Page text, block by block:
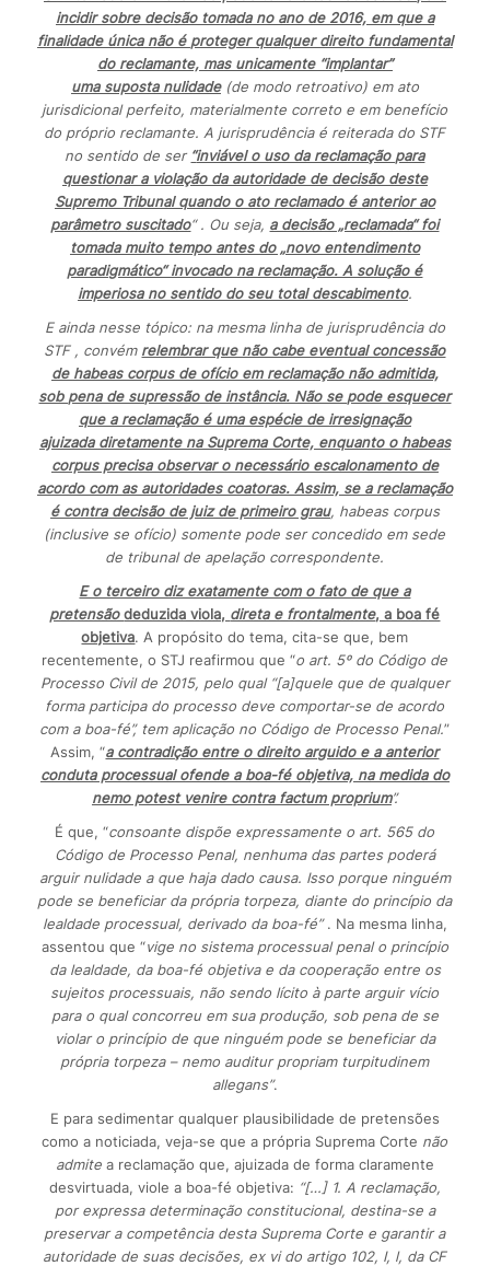
incidir sobre decisão tomada no ano de 2016, em que a
finalidade única não é proteger qualquer direito fundamental
do reclamante, mas unicamente “implantar”
uma suposta nulidade(de modo retroativo) em ato
jurisdicional perfeito, materialmente correto e em benefício
do próprio reclamante. A jurisprudência é reiterada do STF
no sentido de ser “inviável o uso da reclamação para
questionar a violação da autoridade de decisão deste
Supremo Tribunal quando o ato reclamado é anterior ao
parâmetro suscitado“ . Ou seja, a decisão „reclamada“ foi
tomada muito tempo antes do „novo entendimento
paradigmático“ invocado na reclamação. A solução é
imperiosa no sentido do seu total descabimento.
E ainda nesse tópico: na mesma linha de jurisprudência do
STF , convém relembrar que não cabe eventual concessão
de habeas corpus de ofício em reclamação não admitida,
sob pena de supressão de instância. Não se pode esquecer
que a reclamação é uma espécie de irresignação
ajuizada diretamente na Suprema Corte, enquanto o habeas
corpus precisa observar o necessário escalonamento de
acordo com as autoridades coatoras. Assim, se a reclamação
é contra decisão de juiz de primeiro grau, habeas corpus
(inclusive se ofício) somente pode ser concedido em sede
de tribunal de apelação correspondente.
E o terceiro diz exatamente com o fato de que a
pretensãodeduzida viola, direta e frontalmente, a boa fé
objetiva. A propósito do tema, cita-se que, bem
recentemente, o STJ reafirmou que “o art. 5º do Código de
Processo Civil de 2015, pelo qual “[a]quele que de qualquer
forma participa do processo deve comportar-se de acordo
com a boa-fé”, tem aplicação no Código de Processo Penal.”
Assim, “a contradição entre o direito arguido e a anterior
conduta processual ofende a boa-fé objetiva, na medida do
nemo potest venire contra factum proprium”.
É que, “consoante dispõe expressamente o art. 565 do
Código de Processo Penal, nenhuma das partes poderá
arguir nulidade a que haja dado causa. Isso porque ninguém
pode se beneficiar da própria torpeza, diante do princípio da
lealdade processual, derivado da boa-fé”. Na mesma linha,
assentou que “vige no sistema processual penal o princípio
da lealdade, da boa-fé objetiva e da cooperação entre os
sujeitos processuais, não sendo lícito à parte arguir vício
para o qual concorreu em sua produção, sob pena de se
violar o princípio de que ninguém pode se beneficiar da
própria torpeza – nemo auditur propriam turpitudinem
allegans”.
E para sedimentar qualquer plausibilidade de pretensões
como a noticiada, veja-se que a própria Suprema Corte não
admitea reclamação que, ajuizada de forma claramente
desvirtuada, viole a boa-fé objetiva: “[…] 1. A reclamação,
por expressa determinação constitucional, destina-se a
preservar a competência desta Suprema Corte e garantir a
autoridade de suas decisões, ex vi do artigo 102, I, l, da CF